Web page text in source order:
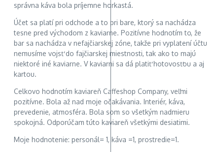
správna káva bola príjemne horkastá.
Účet sa platí pri odchode a to pri bare, ktorý sa nachádza
tesne pred východom z kaviarne. Pozitívne hodnotím to, že
bar sa nachádza v nefajčiarskej zóne, takže pri vyplatení účtu
nemusíme vojsť do fajčiarskej miestnosti, tak ako to majú
niektoré iné kaviarne. V kaviarni sa dá platiť hotovosťou a aj
kartou.
Celkovo hodnotím kaviareň Caffeshop Company, veľmi
pozitívne. Bola až nad moje očakávania. Interiér, káva,
prevedenie, atmosféra. Bola som so všetkým nadmieru
spokojná. Odporúčam túto kaviareň všetkými desiatimi.
Moje hodnotenie: personál= 1, káva =1, prostredie=1.